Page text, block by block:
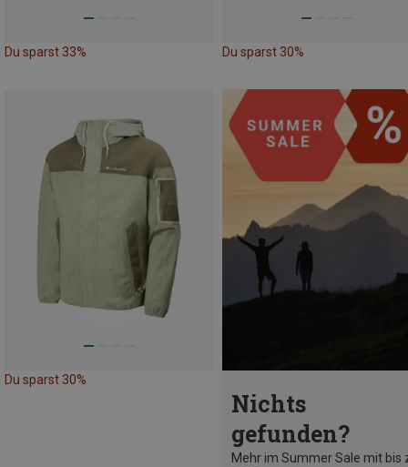
Du sparst 33% Du sparst 30%
Du sparst 30%
Nichts
gefunden?
Mehr im Summer Sale mit bis